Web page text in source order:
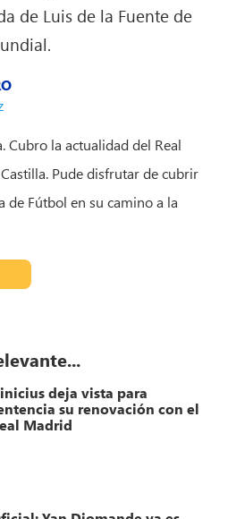
de Luis de la Fuente de
Cubro la actualidad del Real
Pude disfrutar de cubrir
de Fútbol en su camino a la
deja vista para
su renovación con el
Madrid